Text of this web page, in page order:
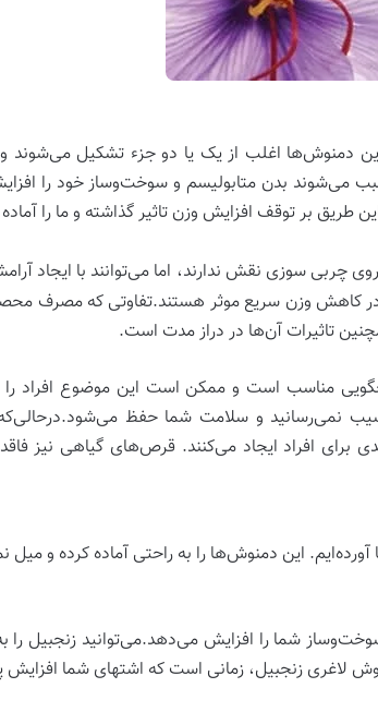
دمنوش‌ها اغلب از یک یا دو جزء تشکیل
می‌شوند بدن متابولیسم و سوخت‌وساز خود را
طریق بر توقف افزایش وزن تاثیر گذاشته و ما را
چربی سوزی نقش ندارند، اما می‌توانند با ایجاد
در کاهش وزن سریع موثر هستند.تفاوتی که مصرف
تاثیرات آن‌ها در دراز مدت است.
مناسب است و ممکن است این موضوع افراد را
نمی‌رسانید و سلامت شما حفظ
برای افراد ایجاد می‌کنند. قرص‌های گیاهی نیز
این دمنوش‌ها را به راحتی آماده کرده و میل
شما را افزایش می‌دهد.می‌توانید
لاغری زنجبیل، زمانی است که اشتهای شما افزایش